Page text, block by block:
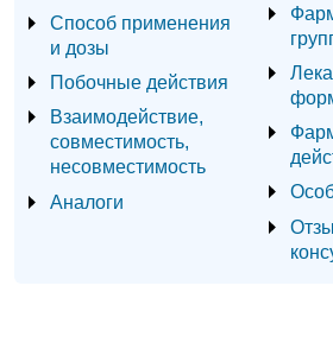
Способ применения
и дозы
Побочные действия
Взаимодействие,
совместимость,
несовместимость
Аналоги